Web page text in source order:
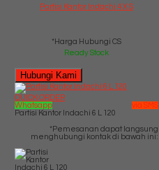
Partisi Kantor Indachi 4 X S
*Harga Hubungi CS
Ready Stock
Hubungi Kami
QUICK ORDER
Whatsapp
via SMS
Partisi Kantor Indachi 6 L 120
*Pemesanan dapat langsung
menghubungi kontak di bawah ini: